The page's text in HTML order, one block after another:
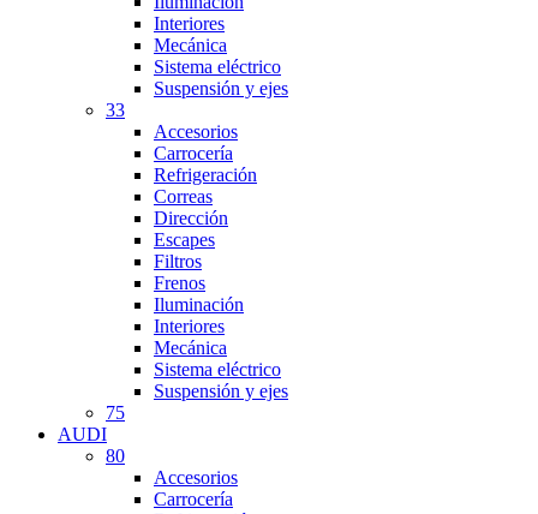
Interiores
Mecánica
Sistema eléctrico
Suspensión y ejes
33
Accesorios
Carrocería
Refrigeración
Correas
Dirección
Escapes
Filtros
Frenos
Iluminación
Interiores
Mecánica
Sistema eléctrico
Suspensión y ejes
75
AUDI
80
Accesorios
Carrocería